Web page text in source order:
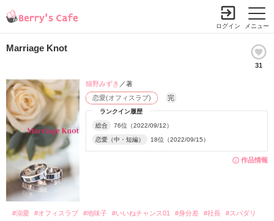
メニュー
ログイン
Marriage Knot
31
作品情報
ランクイン履歴
総合 76位（2022/09/12）
恋愛（中・短編） 18位（2022/09/15）
恋愛(オフィスラブ) 完
猫野みずき ／著
#溺愛 #オフィスラブ #地味子 #いいねチャンス01 #身分差 #社長
#スパダリ